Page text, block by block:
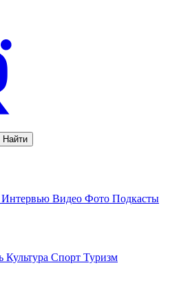
Найти
Интервью Видео Фото Подкасты
Культура Спорт Туризм